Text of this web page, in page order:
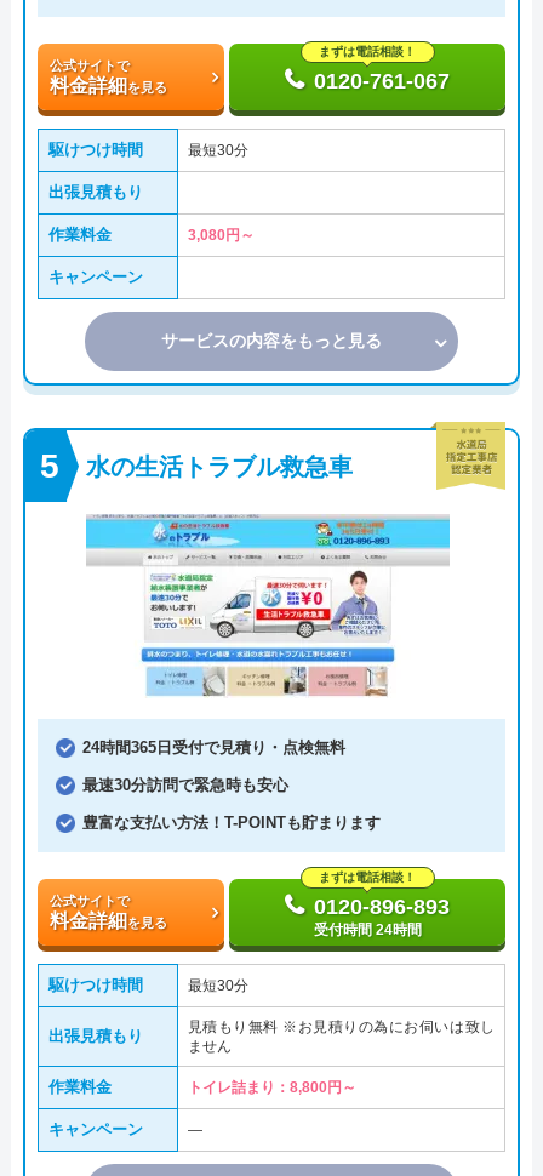
公式サイトで
料金詳細を見る
まずは電話相談！
0120-761-067
駆けつけ時間 最短30分
出張見積もり
作業料金 3,080円～
キャンペーン
サービスの内容をもっと見る
水の生活トラブル救急車
24時間365日受付で見積り・点検無料
最速30分訪問で緊急時も安心
豊富な支払い方法！T-POINTも貯まります
公式サイトで
料金詳細を見る
まずは電話相談！
0120-896-893
受付時間 24時間
駆けつけ時間 最短30分
出張見積もり
見積もり無料 ※お見積りの為にお伺いは致し
ません
作業料金 トイレ詰まり：8,800円～
キャンペーン ―